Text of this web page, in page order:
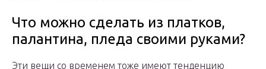
Что можно сделать из платков,
палантина, пледа своими руками?
Эти вещи со временем тоже имеют тенденцию